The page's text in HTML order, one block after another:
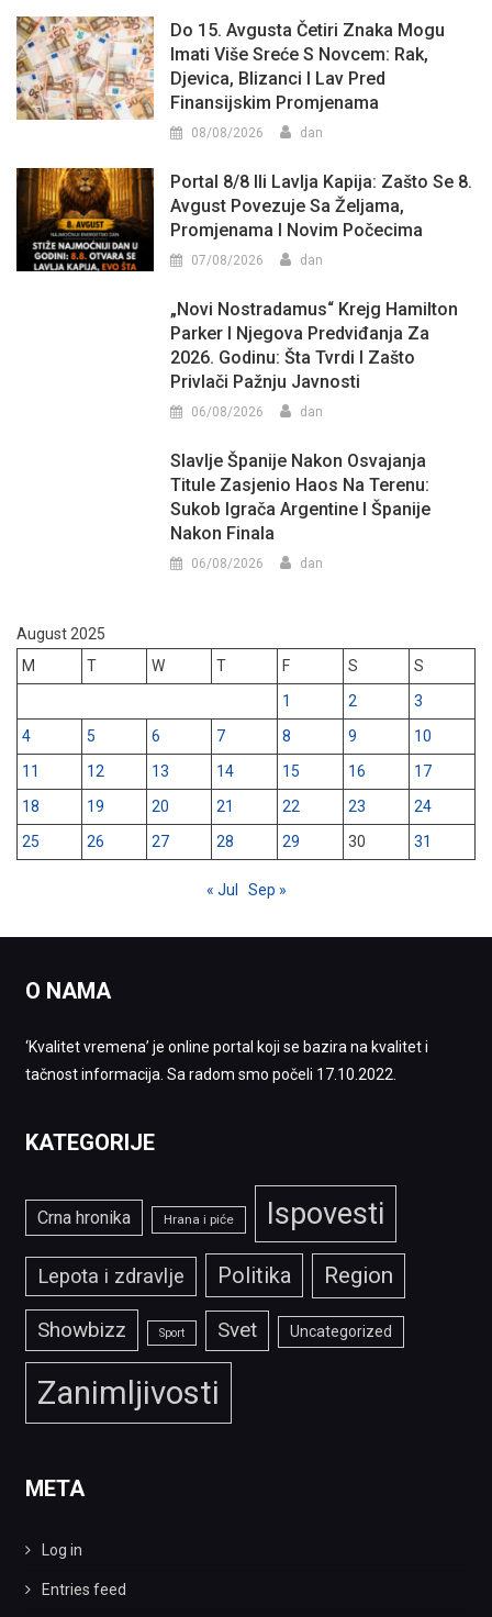
Do 15. Avgusta Četiri Znaka Mogu
Imati Više Sreće S Novcem: Rak,
Djevica, Blizanci I Lav Pred
Finansijskim Promjenama
08/08/2026 dan
Portal 8/8 Ili Lavlja Kapija: Zašto Se 8.
Avgust Povezuje Sa Željama,
Promjenama I Novim Počecima
07/08/2026 dan
„Novi Nostradamus“ Krejg Hamilton
Parker I Njegova Predviđanja Za
2026. Godinu: Šta Tvrdi I Zašto
Privlači Pažnju Javnosti
06/08/2026 dan
Slavlje Španije Nakon Osvajanja
Titule Zasjenio Haos Na Terenu:
Sukob Igrača Argentine I Španije
Nakon Finala
06/08/2026 dan
August 2025
M
T W T F S
S
1
2
3
4
5 6 7 8 9
10
11
12 13 14 15 16
17
18
19 20 21 22 23
24
25
26 27 28 29 30 31
« Jul Sep »
O NAMA
‘Kvalitet vremena’ je online portal koji se bazira na kvalitet i
tačnost informacija. Sa radom smo počeli 17.10.2022.
KATEGORIJE
Crna hronika Hrana i piće Ispovesti
Lepota i zdravlje Politika Region
Showbizz Sport Svet Uncategorized
Zanimljivosti
META
Log in
Entries feed